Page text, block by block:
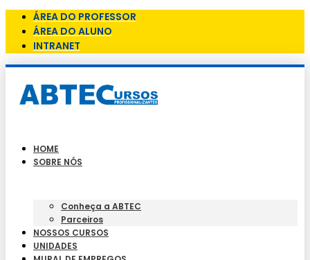
ÁREA DO PROFESSOR
ÁREA DO ALUNO
INTRANET
HOME
SOBRE NÓS
Conheça a ABTEC
Parceiros
NOSSOS CURSOS
UNIDADES